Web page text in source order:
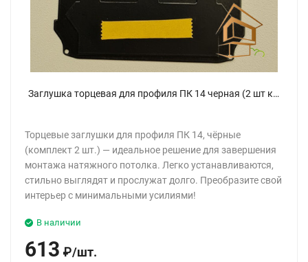
Заглушка торцевая для профиля ПК 14 черная (2 шт комплект)
Торцевые заглушки для профиля ПК 14, чёрные
(комплект 2 шт.) — идеальное решение для завершения
монтажа натяжного потолка. Легко устанавливаются,
стильно выглядят и прослужат долго. Преобразите свой
интерьер с минимальными усилиями!
В наличии
613 ₽/шт.